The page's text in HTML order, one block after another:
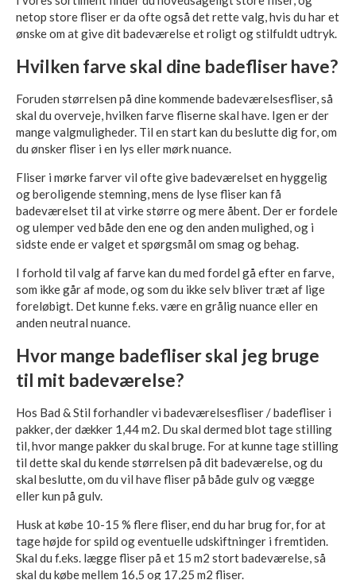
netop store fliser er da ofte også det rette valg, hvis du har et
ønske om at give dit badeværelse et roligt og stilfuldt udtryk.
Hvilken farve skal dine badefliser have?
Foruden størrelsen på dine kommende badeværelsesfliser, så
skal du overveje, hvilken farve fliserne skal have. Igen er der
mange valgmuligheder. Til en start kan du beslutte dig for, om
du ønsker fliser i en lys eller mørk nuance.
Fliser i mørke farver vil ofte give badeværelset en hyggelig
og beroligende stemning, mens de lyse fliser kan få
badeværelset til at virke større og mere åbent. Der er fordele
og ulemper ved både den ene og den anden mulighed, og i
sidste ende er valget et spørgsmål om smag og behag.
I forhold til valg af farve kan du med fordel gå efter en farve,
som ikke går af mode, og som du ikke selv bliver træt af lige
foreløbigt. Det kunne f.eks. være en grålig nuance eller en
anden neutral nuance.
Hvor mange badefliser skal jeg bruge
til mit badeværelse?
Hos Bad & Stil forhandler vi badeværelsesfliser / badefliser i
pakker, der dækker 1,44 m2. Du skal dermed blot tage stilling
til, hvor mange pakker du skal bruge. For at kunne tage stilling
til dette skal du kende størrelsen på dit badeværelse, og du
skal beslutte, om du vil have fliser på både gulv og vægge
eller kun på gulv.
Husk at købe 10-15 % flere fliser, end du har brug for, for at
tage højde for spild og eventuelle udskiftninger i fremtiden.
Skal du f.eks. lægge fliser på et 15 m2 stort badeværelse, så
skal du købe mellem 16,5 og 17,25 m2 fliser.